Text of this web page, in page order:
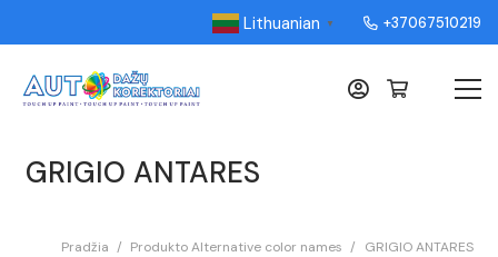
Lithuanian ▼ +37067510219
GRIGIO ANTARES
Pradžia / Produkto Alternative color names / GRIGIO ANTARES